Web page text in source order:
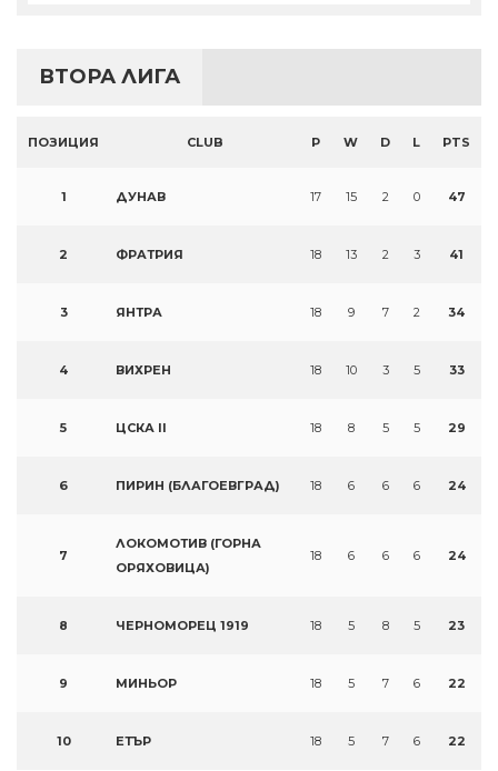
ВТОРА ЛИГА
ПОЗИЦИЯ CLUB P W D L PTS
1 ДУНАВ 17 15 2 0 47
2 ФРАТРИЯ 18 13 2 3 41
3 ЯНТРА 18 9 7 2 34
4 ВИХРЕН 18 10 3 5 33
5 ЦСКА II 18 8 5 5 29
6 ПИРИН (БЛАГОЕВГРАД) 18 6 6 6 24
7
ЛОКОМОТИВ (ГОРНА
ОРЯХОВИЦА)
18 6 6 6 24
8 ЧЕРНОМОРЕЦ 1919 18 5 8 5 23
9 МИНЬОР 18 5 7 6 22
10 ЕТЪР 18 5 7 6 22